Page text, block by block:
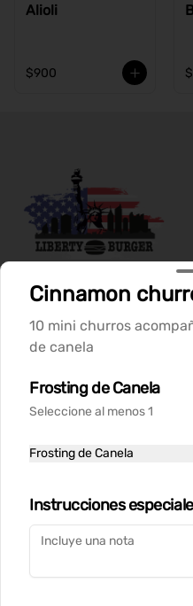
Alioli
$900
Conócenos
Despacho
Política de privacidad
Mi cuenta
Iniciar sesión
Cinnamon
10 mini churros
de canela
Frosting de Canela
Seleccione al menos 1
Frosting de Canela
Instrucciones